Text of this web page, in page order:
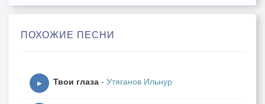
Это реальность в мире снов
У нас на Урале - дикий мороз
Мы видим вокруг голую степь
ПОХОЖИЕ ПЕСНИ
▶ Твои глаза - Утяганов Ильнур